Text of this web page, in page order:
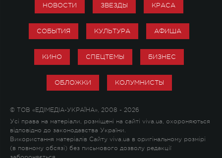
НОВОСТИ ЗВЕЗДЫ КРАСА
СОБЫТИЯ КУЛЬТУРА АФИША
КИНО СПЕЦТЕМЫ БИЗНЕС
ОБЛОЖКИ КОЛУМНИСТЫ
© ТОВ «ЕДІМЕДІА-УКРАЇНА», 2008 - 2026
Усі права на матеріали, розміщені на сайті viva.ua, охороняються
відповідно до законодавства України.
Використання матеріалів Сайту viva.ua в оригінальному розмірі
(в повному обсязі) без письмового дозволу редакції